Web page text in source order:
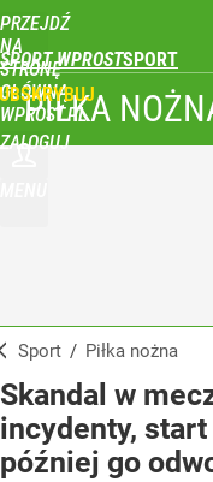
PRZEJDŹ
NA
STRONĘ
GŁÓWNĄ
WPROST.PL
SPORT WPROST
ZALOGUJ
PIŁKA
Sport / Piłka nożna
Skandal w
incydenty,
później go